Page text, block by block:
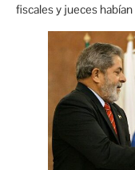
fiscales y jueces